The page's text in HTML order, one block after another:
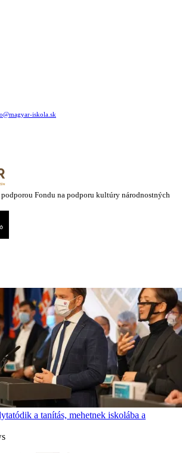
iskola.sk
Fondu na podporu kultúry národnostných
a tanítás, mehetnek iskolába a